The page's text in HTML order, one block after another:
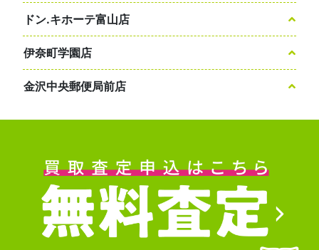
ドン.キホーテ富山店
伊奈町学園店
金沢中央郵便局前店